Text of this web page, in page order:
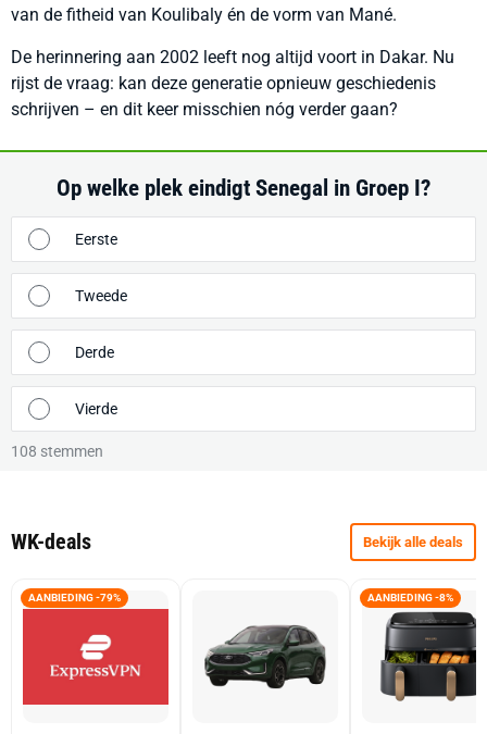
van de fitheid van Koulibaly én de vorm van Mané.
De herinnering aan 2002 leeft nog altijd voort in Dakar. Nu
rijst de vraag: kan deze generatie opnieuw geschiedenis
schrijven – en dit keer misschien nóg verder gaan?
Op welke plek eindigt Senegal in Groep I?
Eerste
Tweede
Derde
Vierde
108 stemmen
WK-deals Bekijk alle deals
AANBIEDING -79% AANBIEDING -8%